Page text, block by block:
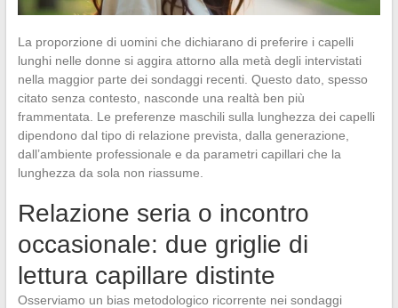
La proporzione di uomini che dichiarano di preferire i capelli
lunghi nelle donne si aggira attorno alla metà degli intervistati
nella maggior parte dei sondaggi recenti. Questo dato, spesso
citato senza contesto, nasconde una realtà ben più
frammentata. Le preferenze maschili sulla lunghezza dei capelli
dipendono dal tipo di relazione prevista, dalla generazione,
dall’ambiente professionale e da parametri capillari che la
lunghezza da sola non riassume.
Relazione seria o incontro
occasionale: due griglie di
lettura capillare distinte
Osserviamo un bias metodologico ricorrente nei sondaggi